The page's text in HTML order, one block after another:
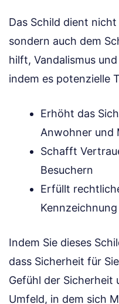
Das Schild dient
sondern auch dem
hilft, Vandalismus
indem es potenzielle
Erhöht das
Anwohner und
Schafft
Besuchern
Erfüllt
Indem Sie dieses
dass Sicherheit für
Gefühl der
Umfeld, in dem sich